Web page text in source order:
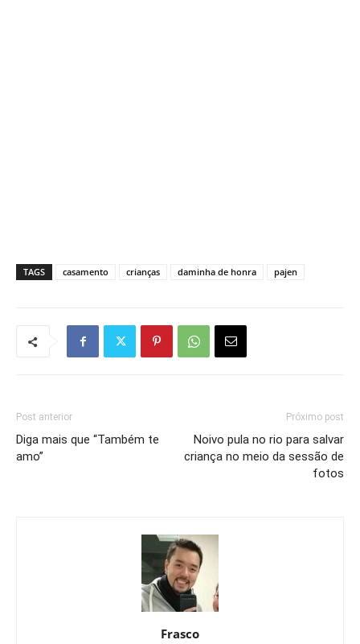
TAGS casamento crianças daminha de honra pajen
Post anterior
Diga mais que “Também te
amo”
Próximo post
Noivo pula no rio para salvar
criança no meio da sessão de
fotos
Frasco